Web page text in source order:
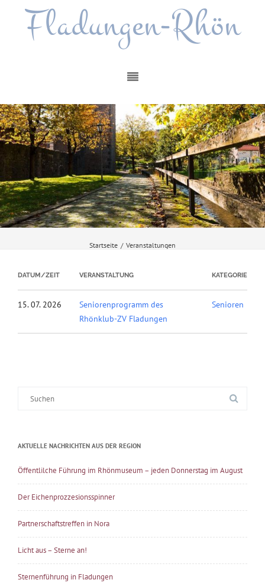
Fladungen-Rhön
Startseite / Veranstaltungen
DATUM/ZEIT VERANSTALTUNG KATEGORIE
15. 07. 2026
Seniorenprogramm des
Rhönklub-ZV Fladungen
Senioren
AKTUELLE NACHRICHTEN AUS DER REGION
Öffentlilche Führung im Rhönmuseum – jeden Donnerstag im August
Der Eichenprozzesionsspinner
Partnerschaftstreffen in Nora
Licht aus – Sterne an!
Sternenführung in Fladungen